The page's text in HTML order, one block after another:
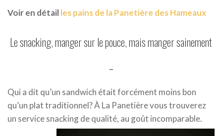
Voir en détailles pains de la Panetière des Hameaux
Le snacking, manger sur le pouce, mais manger sainement
–
Qui a dit qu’un sandwich était forcément moins bon
qu’un plat traditionnel? À La Panetière vous trouverez
un service snacking de qualité, au goût incomparable.